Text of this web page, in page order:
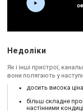
Недоліки
Як і інші пристрої,
вони полягають у
досить висока
більш складне
настінними